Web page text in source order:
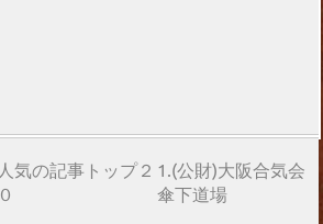
人気の記事トップ２
０
1.(公財)大阪合気会
傘下道場